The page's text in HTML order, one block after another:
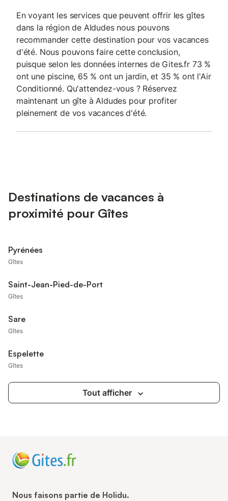
En voyant les services que peuvent offrir les gîtes
dans la région de Aldudes nous pouvons
recommander cette destination pour vos vacances
d'été. Nous pouvons faire cette conclusion,
puisque selon les données internes de Gites.fr 73 %
ont une piscine, 65 % ont un jardin, et 35 % ont l'Air
Conditionné. Qu'attendez-vous ? Réservez
maintenant un gîte à Aldudes pour profiter
pleinement de vos vacances d'été.
Destinations de vacances à
proximité pour Gîtes
Pyrénées
Gîtes
Saint-Jean-Pied-de-Port
Gîtes
Sare
Gîtes
Espelette
Gîtes
Tout afficher
Nous faisons partie de Holidu.